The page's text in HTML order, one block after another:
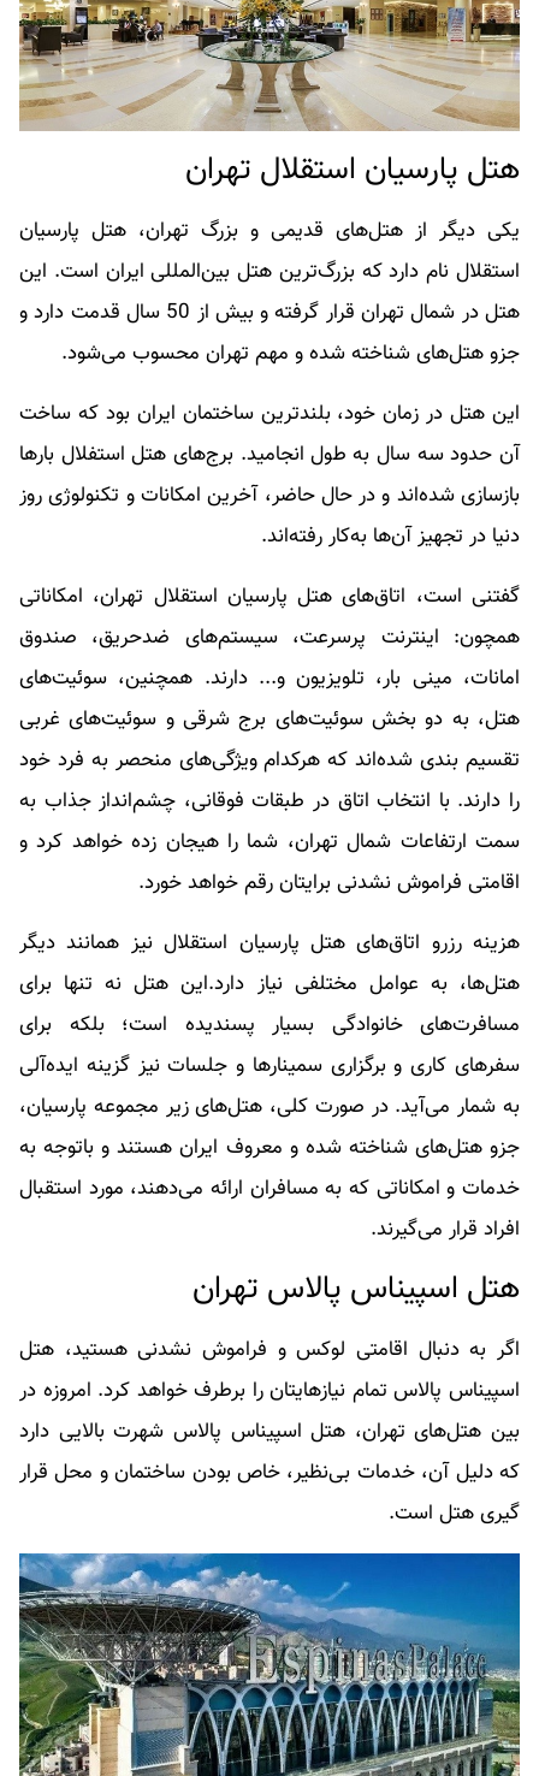
هتل پارسیان استقلال تهران
یکی دیگر از هتل‌های قدیمی و بزرگ تهران، هتل پارسیان
استقلال نام دارد که بزرگ‌ترین هتل بین‌المللی ایران است. این
هتل در شمال تهران قرار گرفته و بیش از 50 سال قدمت دارد و
جزو هتل‌های شناخته شده و مهم تهران محسوب می‌شود.
این هتل در زمان خود، بلندترین ساختمان ایران بود که ساخت
آن حدود سه سال به طول انجامید. برج‌های هتل استفلال بارها
بازسازی شده‌‌اند و در حال حاضر، آخرین امکانات و تکنولوژی روز
دنیا در تجهیز آن‎‌ها به‌کار رفته‌اند.
گفتنی است، اتاق‌های هتل پارسیان استقلال تهران، امکاناتی
همچون: اینترنت پرسرعت، سیستم‌های ضدحریق، صندوق
امانات، مینی بار، تلویزیون و... دارند. همچنین، سوئیت‌های
هتل، به دو بخش سوئیت‌های برج شرقی و سوئیت‌های غربی
تقسیم بندی شده‌اند که هرکدام ویژگی‌های منحصر به فرد خود
را دارند. با انتخاب اتاق در طبقات فوقانی، چشم‌انداز جذاب به
سمت ارتفاعات شمال تهران، شما را هیجان زده خواهد کرد و
اقامتی فراموش نشدنی برایتان رقم خواهد خورد.
هزینه رزرو اتاق‎‌های هتل پارسیان استقلال نیز همانند دیگر
هتل‌ها، به عوامل مختلفی نیاز دارد.این هتل نه تنها برای
مسافرت‌های خانوادگی بسیار پسندیده است؛ بلکه برای
سفرهای کاری و برگزاری سمینارها و جلسات نیز گزینه ایده‎‌آلی
به شمار می‌آید. در صورت کلی، هتل‌های زیر مجموعه پارسیان،
جزو هتل‌های شناخته شده و معروف ایران هستند و باتوجه به
خدمات و امکاناتی که به مسافران ارائه می‌دهند، مورد استقبال
افراد قرار می‌گیرند.
هتل اسپیناس پالاس تهران
اگر به دنبال اقامتی لوکس و فراموش نشدنی هستید، هتل
اسپیناس پالاس تمام نیازهایتان را برطرف خواهد کرد. امروزه در
بین هتل‌های تهران، هتل اسپیناس پالاس شهرت بالایی دارد
که دلیل آن، خدمات بی‌نظیر، خاص بودن ساختمان و محل قرار
گیری هتل است.